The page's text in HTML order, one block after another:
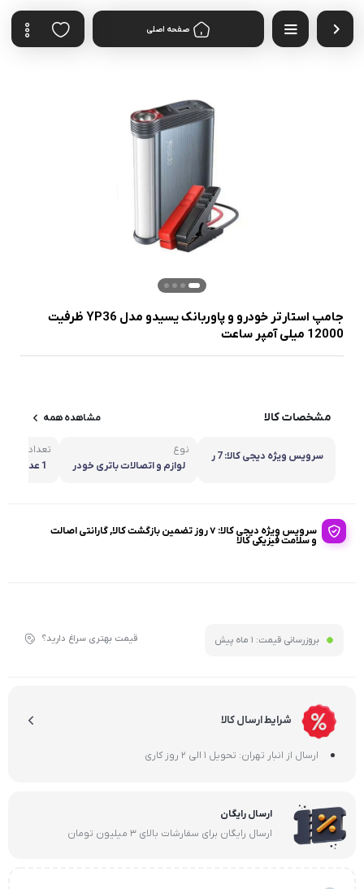
صفحه اصلی
جامپ استارتر خودرو و پاوربانک یسیدو مدل YP36 ظرفیت
12000 میلی آمپر ساعت
مشخصات کالا مشاهده همه
سرویس ویژه دیجی کالا: 7 ر
نوع
لوازم و اتصالات باتری خودر
تعداد در
1 عدد
سرویس ویژه دیجی کالا: 7 روز تضمین بازگشت کالا, گارانتی اصالت
و سلامت فیزیکی کالا
بروزرسانی قیمت: 1 ماه پیش قیمت بهتری سراغ دارید؟
شرایط ارسال کالا
ارسال از انبار تهران: تحویل 1 الی 2 روز کاری
ارسال رایگان
ارسال رایگان برای سفارشات بالای 3 میلیون تومان